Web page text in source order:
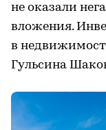
не оказали
вложения.
в
Гульсина